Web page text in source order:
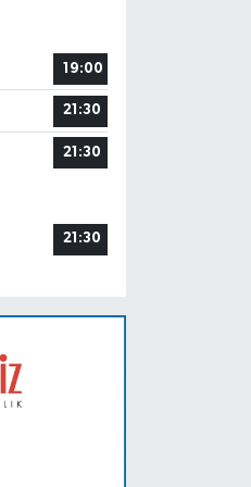
19:00
21:30
21:30
21:30